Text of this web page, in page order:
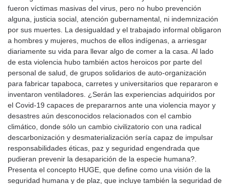
fueron víctimas masivas del virus, pero no hubo prevención
alguna, justicia social, atención gubernamental, ni indemnización
por sus muertes. La desigualdad y el trabajado informal obligaron
a hombres y mujeres, muchos de ellos indígenas, a arriesgar
diariamente su vida para llevar algo de comer a la casa. Al lado
de esta violencia hubo también actos heroicos por parte del
personal de salud, de grupos solidarios de auto-organización
para fabricar tapaboca, carretes y universitarios que repararon e
inventaron ventiladores. ¿Serán las experiencias adquiridos por
el Covid-19 capaces de prepararnos ante una violencia mayor y
desastres aún desconocidos relacionados con el cambio
climático, donde sólo un cambio civilizatorio con una radical
descarbonización y desmaterialización sería capaz de impulsar
responsabilidades éticas, paz y seguridad engendrada que
pudieran prevenir la desaparición de la especie humana?.
Presenta el concepto HUGE, que define como una visión de la
seguridad humana y de plaz, que incluye también la seguridad de